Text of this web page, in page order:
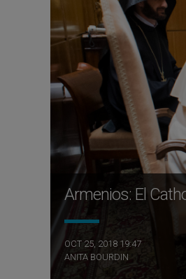
Armenios: El
OCT 25, 2018 19:47
ANITA BOURDIN